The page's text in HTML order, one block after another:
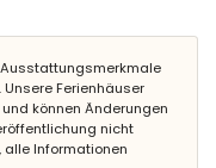
von 3 Kilometern von
der Villa
100 Kilometern von der
Ausstattungsmerkmale
Ferienhäuser
können Änderungen
nicht
alle Informationen